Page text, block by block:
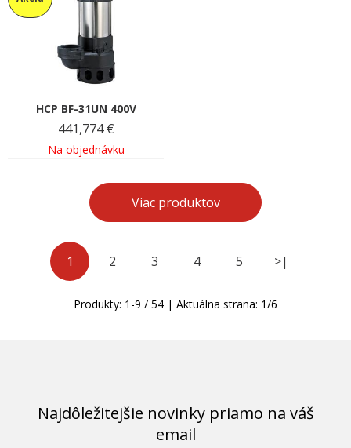
HCP BF-31UN 400V
441,774 €
Na objednávku
Viac produktov
1 2 3 4 5 >|
Produkty: 1 -9 / 54 | Aktuálna strana: 1/6
Najdôležitejšie novinky priamo na váš
email